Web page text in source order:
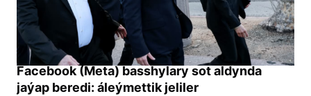
Facebook (Meta) basshylary sot aldynda
jaýap beredi: áleýmettik jeliler